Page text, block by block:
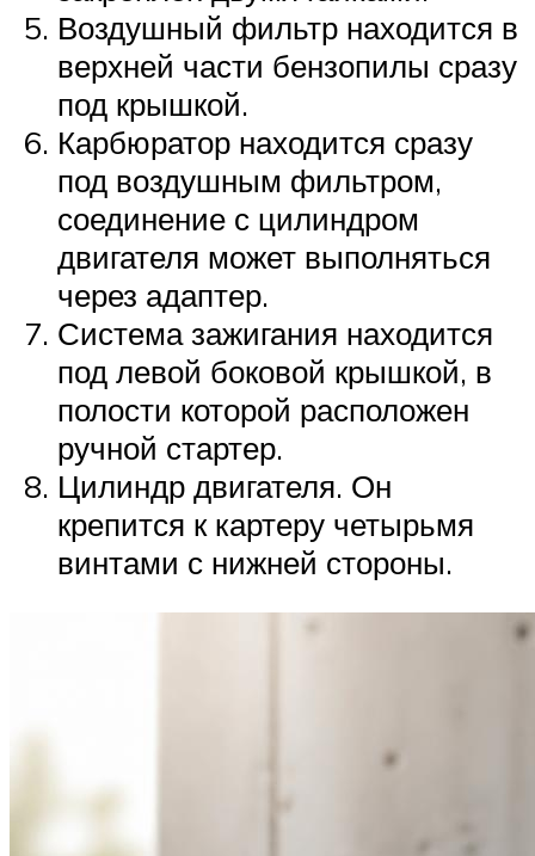
Воздушный фильтр находится в
верхней части бензопилы сразу
под крышкой.
Карбюратор находится сразу
под воздушным фильтром,
соединение с цилиндром
двигателя может выполняться
через адаптер.
Система зажигания находится
под левой боковой крышкой, в
полости которой расположен
ручной стартер.
Цилиндр двигателя. Он
крепится к картеру четырьмя
винтами с нижней стороны.